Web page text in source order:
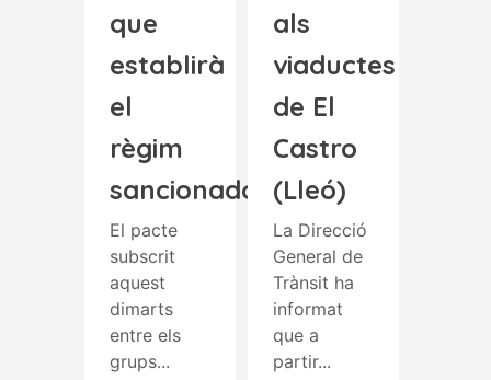
que
establirà
el
règim
sancionador
El pacte
subscrit
aquest
dimarts
entre els
grups...
als
viaductes
de El
Castro
(Lleó)
La Direcció
General de
Trànsit ha
informat
que a
partir...